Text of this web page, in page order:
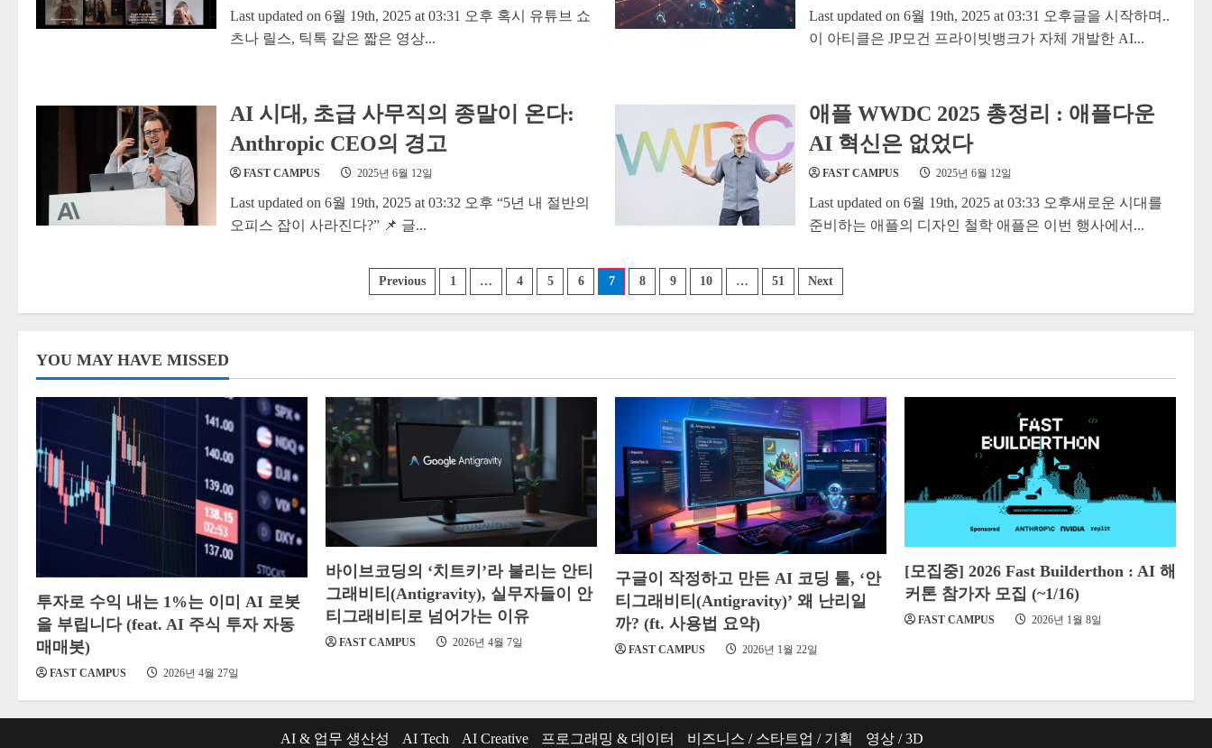
Last updated on 6월 19th, 2025 at 03:31 오후 혹시 유튜브 쇼
츠나 릴스, 틱톡 같은 짧은 영상...
Last updated on 6월 19th, 2025 at 03:31 오후글을 시작하며..
이 아티클은 JP모건 프라이빗뱅크가 자체 개발한 AI...
AI 시대, 초급 사무직의 종말이 온다:
Anthropic CEO의 경고
FAST CAMPUS 2025년 6월 12일
Last updated on 6월 19th, 2025 at 03:32 오후 “5년 내 절반의
오피스 잡이 사라진다?” 📌 글...
애플 WWDC 2025 총정리 : 애플다운
AI 혁신은 없었다
FAST CAMPUS 2025년 6월 12일
Last updated on 6월 19th, 2025 at 03:33 오후새로운 시대를
준비하는 애플의 디자인 철학 애플은 이번 행사에서...
글
페
지
매
김
Previous 1 … 4 5 6 7 8 9 10 … 51 Next
YOU MAY HAVE MISSED
투자로 수익 내는 1%는 이미 AI 로봇
을 부립니다 (feat. AI 주식 투자 자동
매매봇)
FAST CAMPUS 2026년 4월 27일
바이브코딩의 ‘치트키’라 불리는 안티
그래비티(Antigravity), 실무자들이 안
티그래비티로 넘어가는 이유
FAST CAMPUS 2026년 4월 7일
구글이 작정하고 만든 AI 코딩 툴, ‘안
티그래비티(Antigravity)’ 왜 난리일
까? (ft. 사용법 요약)
FAST CAMPUS 2026년 1월 22일
[모집중] 2026 Fast Builderthon : AI 해
커톤 참가자 모집 (~1/16)
FAST CAMPUS 2026년 1월 8일
AI & 업무 생산성 AI Tech AI Creative 프로그래밍 & 데이터 비즈니스 / 스타트업 / 기획 영상 / 3D